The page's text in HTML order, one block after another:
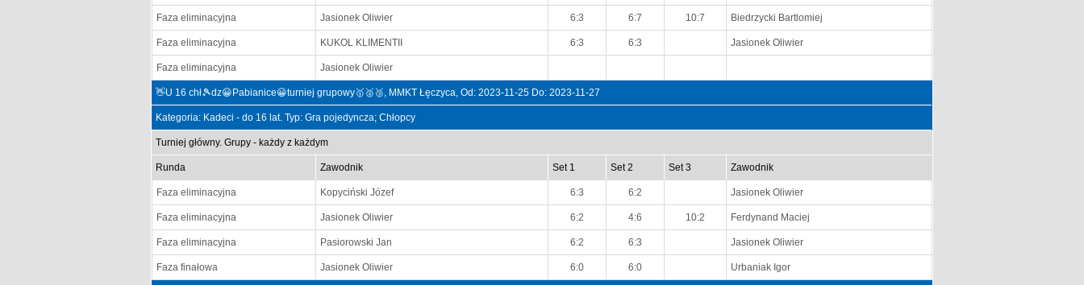
Faza eliminacyjna Jasionek Oliwier 6:3 6:7 10:7 Biedrzycki Bartlomiej
Faza eliminacyjna KUKOL KLIMENTII 6:3 6:3 Jasionek Oliwier
Faza eliminacyjna Jasionek Oliwier
👋U 16 chł🎾dz😀Pabianice😀turniej grupowy🥇🥈🥉, MMKT Łęczyca, Od: 2023-11-25 Do: 2023-11-27
Kategoria: Kadeci - do 16 lat. Typ: Gra pojedyncza; Chłopcy
Turniej główny. Grupy - każdy z każdym
Runda Zawodnik Set 1 Set 2 Set 3 Zawodnik
Faza eliminacyjna Kopyciński Józef 6:3 6:2 Jasionek Oliwier
Faza eliminacyjna Jasionek Oliwier 6:2 4:6 10:2 Ferdynand Maciej
Faza eliminacyjna Pasiorowski Jan 6:2 6:3 Jasionek Oliwier
Faza finałowa Jasionek Oliwier 6:0 6:0 Urbaniak Igor